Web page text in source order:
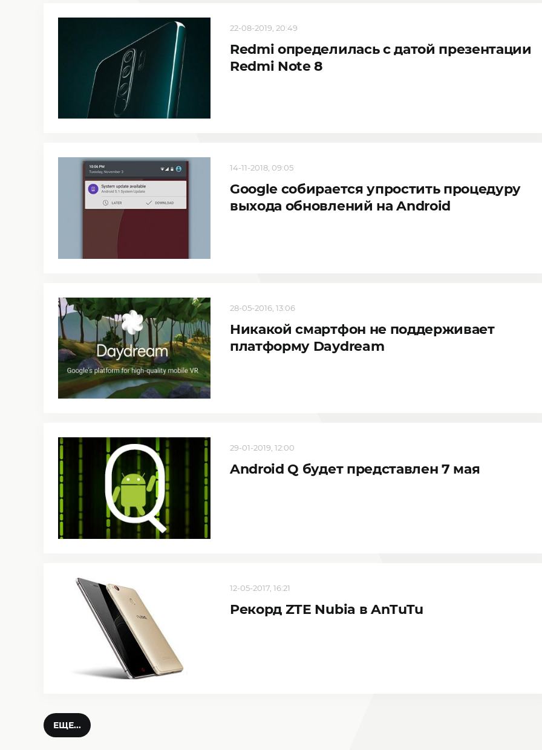
22-08-2019, 20:49
Redmi определилась с датой презентации
Redmi Note 8
14-11-2018, 09:05
Google собирается упростить процедуру
выхода обновлений на Android
28-05-2016, 13:06
Никакой смартфон не поддерживает
платформу Daydream
29-01-2019, 12:00
Android Q будет представлен 7 мая
12-05-2017, 16:21
Рекорд ZTE Nubia в AnTuTu
ЕЩЕ...